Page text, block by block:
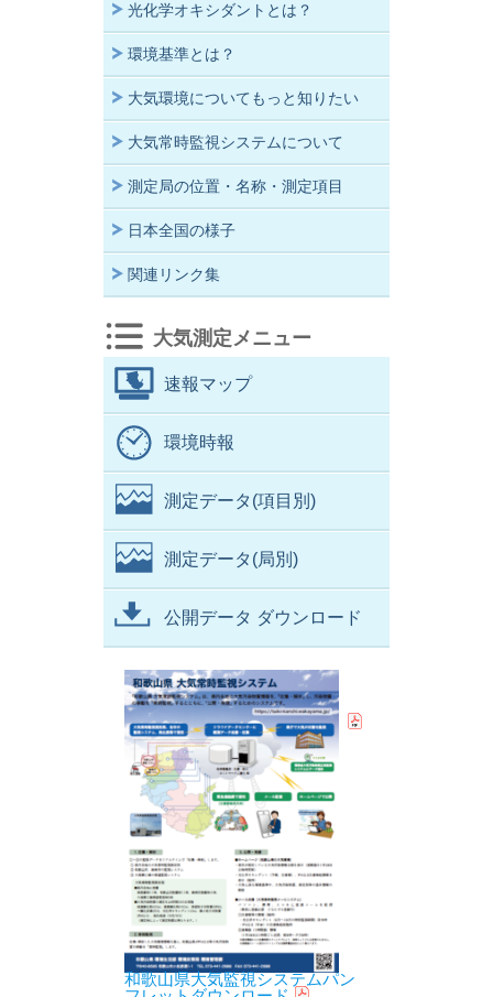
光化学オキシダントとは？
環境基準とは？
大気環境についてもっと知りたい
大気常時監視システムについて
測定局の位置・名称・測定項目
日本全国の様子
関連リンク集
大気測定メニュー
速報マップ
環境時報
測定データ(項目別)
測定データ(局別)
公開データ ダウンロード
和歌山県大気監視システムパン